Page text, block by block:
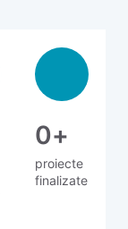
proiecte
finalizate
0+